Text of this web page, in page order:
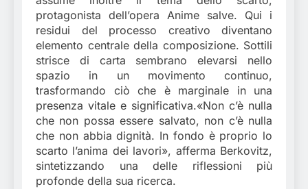
protagonista dell’opera Anime salve. Qui i
residui del processo creativo diventano
elemento centrale della composizione. Sottili
strisce di carta sembrano elevarsi nello
spazio in un movimento continuo,
trasformando ciò che è marginale in una
presenza vitale e significativa.«Non c’è nulla
che non possa essere salvato, non c’è nulla
che non abbia dignità. In fondo è proprio lo
scarto l’anima dei lavori», afferma Berkovitz,
sintetizzando una delle riflessioni più
profonde della sua ricerca.